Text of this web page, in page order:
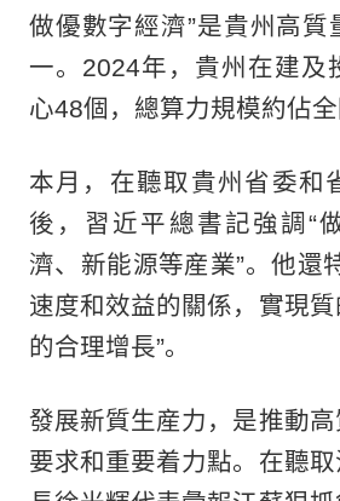
做優數字經濟”是貴州高質
一。2024年，貴州在建及
心48個，總算力規模約佔全
本月，在聽取貴州省委和
後，習近平總書記強調“
濟、新能源等産業”。他還
速度和效益的關係，實現
的合理增長”。
發展新質生産力，是推動
要求和重要着力點。在聽